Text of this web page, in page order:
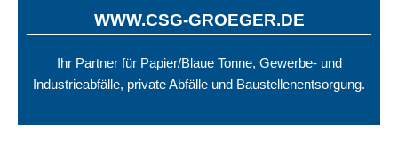
WWW.CSG-GROEGER.DE
Ihr Partner für Papier/Blaue Tonne, Gewerbe- und
Industrieabfälle, private Abfälle und Baustellenentsorgung.